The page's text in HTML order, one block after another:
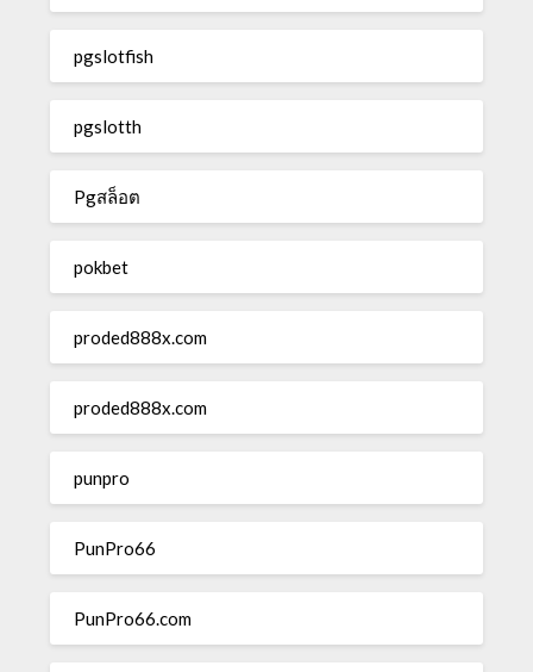
pgslotfish
pgslotth
Pgสล็อต
pokbet
proded888x.com
proded888x.com
punpro
PunPro66
PunPro66.com